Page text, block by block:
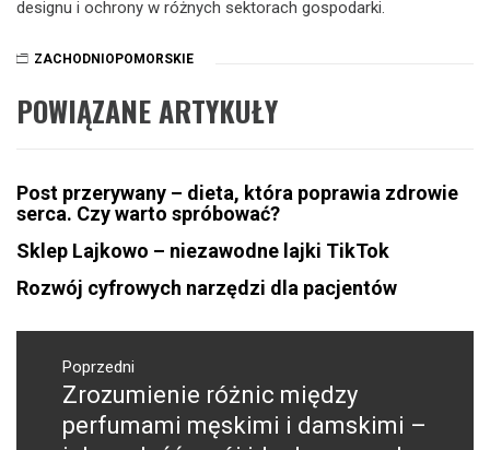
designu i ochrony w różnych sektorach gospodarki.
ZACHODNIOPOMORSKIE
POWIĄZANE ARTYKUŁY
Post przerywany – dieta, która poprawia zdrowie
serca. Czy warto spróbować?
Sklep Lajkowo – niezawodne lajki TikTok
Rozwój cyfrowych narzędzi dla pacjentów
Nawigacja
wpisuPoprzedni
Poprzedni
wpis:
Zrozumienie różnic między
perfumami męskimi i damskimi –